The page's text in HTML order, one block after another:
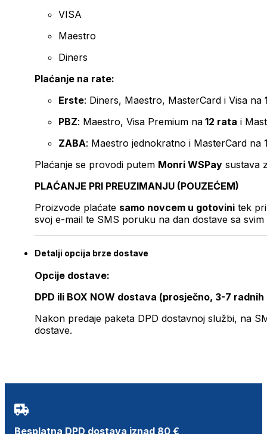
VISA
Maestro
Diners
Plaćanje na rate:
Erste: Diners, Maestro, MasterCard i Visa na
PBZ: Maestro, Visa Premium na 12 rata i
ZABA: Maestro jednokratno i MasterCard na
Plaćanje se provodi putem Monri WSPay sustava
PLAĆANJE PRI PREUZIMANJU (POUZEĆEM)
Proizvode plaćate samo novcem u gotovini tek
svoj e-mail te SMS poruku na dan dostave sa svim
Detalji opcija brze dostave
Opcije dostave:
DPD ili BOX NOW dostava (prosječno, 3-7 radnih
Nakon predaje paketa DPD dostavnoj službi, na
dostave.
Besplatna DPD dostava iznad 80 €